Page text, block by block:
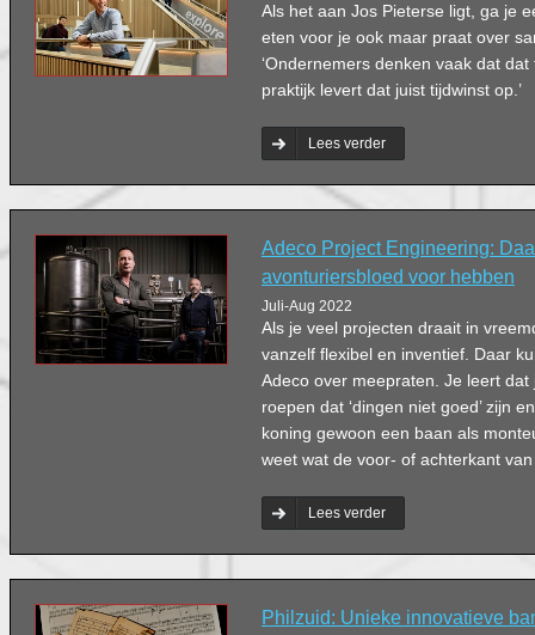
Als het aan Jos Pieterse ligt, ga je
eten voor je ook maar praat over
‘Ondernemers denken vaak dat
praktijk levert dat juist tijdwinst op.’
Lees verder
Adeco Project Engineering:
avonturiersbloed voor hebben
Juli-Aug 2022
Als je veel projecten draait in
vanzelf flexibel en inventief. Daar
Adeco over meepraten. Je leert
roepen dat ‘dingen niet goed’ zijn
koning gewoon een baan als
weet wat de voor- of achterkant
Lees verder
Philzuid: Unieke innovatieve